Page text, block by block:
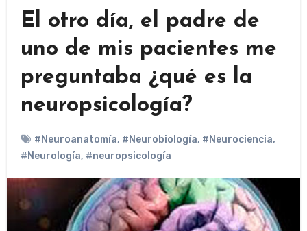
El otro día, el padre de
uno de mis pacientes me
preguntaba ¿qué es la
neuropsicología?
#Neuroanatomía, #Neurobiología, #Neurociencia,
#Neurología, #neuropsicología